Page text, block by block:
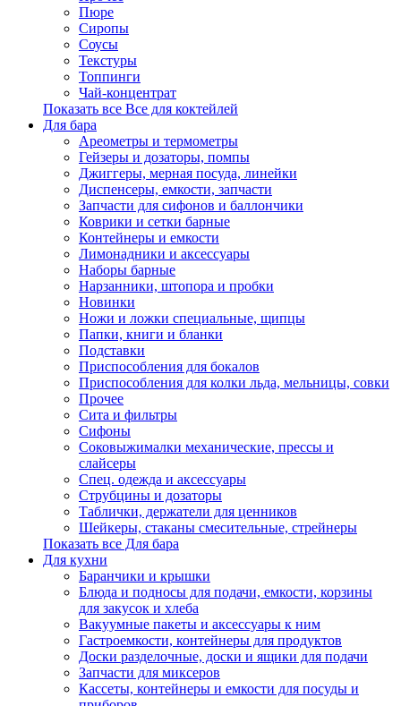
Пюре
Сиропы
Соусы
Текстуры
Топпинги
Чай-концентрат
Показать все Все для коктейлей
Для бара
Ареометры и термометры
Гейзеры и дозаторы, помпы
Джиггеры, мерная посуда, линейки
Диспенсеры, емкости, запчасти
Запчасти для сифонов и баллончики
Коврики и сетки барные
Контейнеры и емкости
Лимонадники и аксессуары
Наборы барные
Нарзанники, штопора и пробки
Новинки
Ножи и ложки специальные, щипцы
Папки, книги и бланки
Подставки
Приспособления для бокалов
Приспособления для колки льда, мельницы, совки
Прочее
Сита и фильтры
Сифоны
Соковыжималки механические, прессы и
слайсеры
Спец. одежда и аксессуары
Струбцины и дозаторы
Таблички, держатели для ценников
Шейкеры, стаканы смесительные, стрейнеры
Показать все Для бара
Для кухни
Баранчики и крышки
Блюда и подносы для подачи, емкости, корзины
для закусок и хлеба
Вакуумные пакеты и аксессуары к ним
Гастроемкости, контейнеры для продуктов
Доски разделочные, доски и ящики для подачи
Запчасти для миксеров
Кассеты, контейнеры и емкости для посуды и